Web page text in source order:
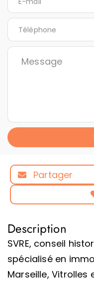
Partager
Description
SVRE, conseil
spécialisé en
Marseille, Vitrolles